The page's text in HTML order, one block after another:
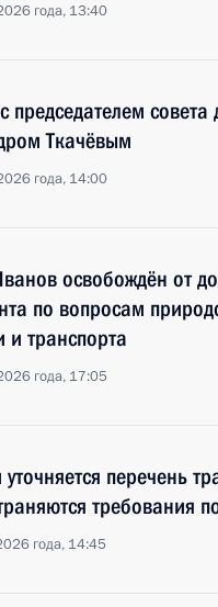
года, 13:40
председателем
Ткачёвым
года, 14:00
освобождён от
по вопросам
и транспорта
года, 17:05
перечень
требования
года, 14:45